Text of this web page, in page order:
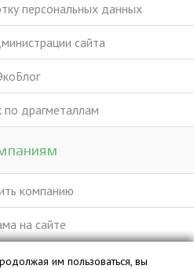
персональных данных
сайта
по драгметаллам
компанию
на сайте
им пользоваться, вы